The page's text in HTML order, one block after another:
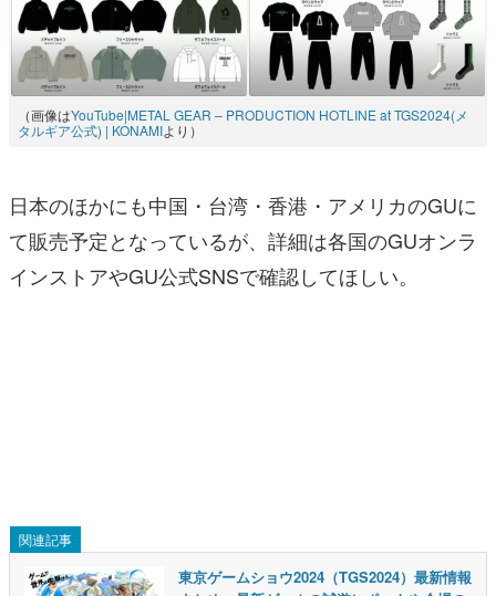
（画像はYouTube|METAL GEAR – PRODUCTION HOTLINE at TGS2024(メ
タルギア公式) | KONAMIより）
日本のほかにも中国・台湾・香港・アメリカのGUに
て販売予定となっているが、詳細は各国のGUオンラ
インストアやGU公式SNSで確認してほしい。
関連記事
東京ゲームショウ2024（TGS2024）最新情報